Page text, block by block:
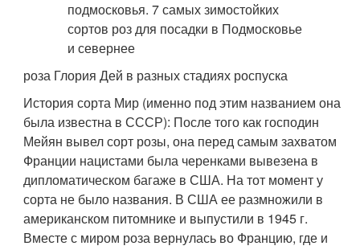
роза Глория Дей в разных стадиях роспуска
История сорта Мир (именно под этим названием она
была известна в СССР): После того как господин
Мейян вывел сорт розы, она перед самым захватом
Франции нацистами была черенками вывезена в
дипломатическом багаже в США. На тот момент у
сорта не было названия. В США ее размножили в
американском питомнике и выпустили в 1945 г.
Вместе с миром роза вернулась во Францию, где и